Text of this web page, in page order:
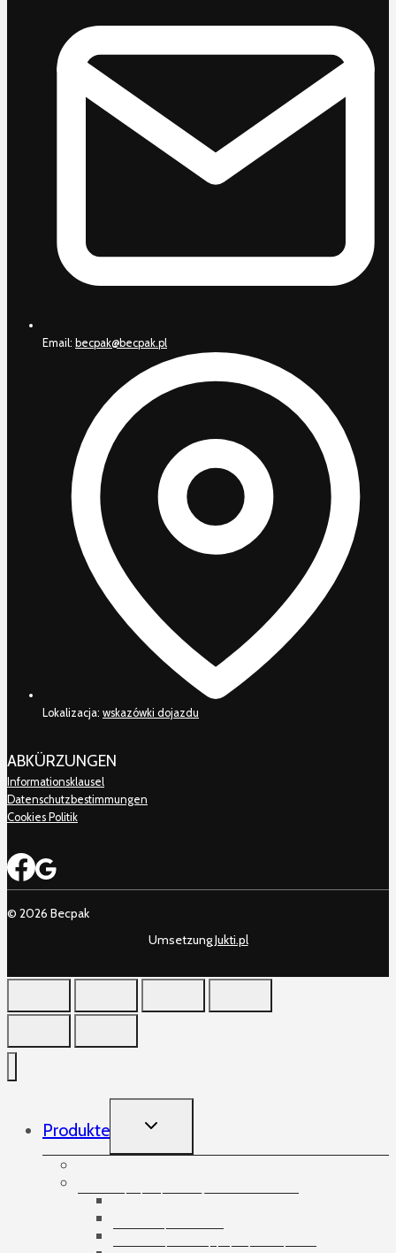
Email: becpak@becpak.pl
Lokalizacja: wskazówki dojazdu
ABKÜRZUNGEN
Informationsklausel
Datenschutzbestimmungen
Cookies Politik
© 2026 Becpak
UmsetzungJukti.pl
Produkte TOGGLE
CHILD
Abdeckstreifen
Spezialisierte Bänder